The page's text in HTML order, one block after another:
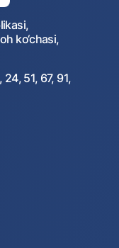
ko‘chasi,
51, 67, 91,